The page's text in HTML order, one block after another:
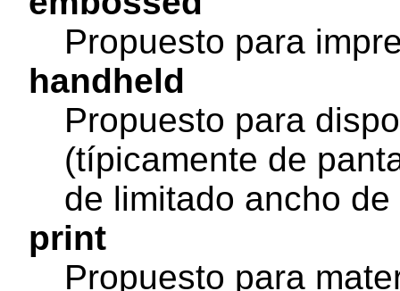
Propuesto para
handheld
Propuesto para
(típicamente de
de limitado ancho
print
Propuesto para